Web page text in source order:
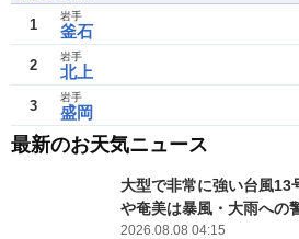
1 釜石
岩手
2 北上
岩手
3 盛岡
岩手
最新のお天気ニュース
大型で非常に強い台風
や奄美は暴風・大雨への
2026.08.08 04:15